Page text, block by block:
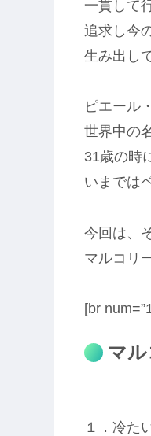
一貫して
追求し今
生み出し
ピエール
世界中の
31歳の時
いまでは
今回は、
マルコリ
[br
マ
１．冷た